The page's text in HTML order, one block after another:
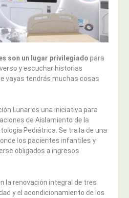
son un lugar privilegiado para
y escuchar historias
vayas tendrás muchas cosas
Lunar es una iniciativa para
de Aislamiento de la
Pediátrica. Se trata de una
los pacientes infantiles y
obligados a ingresos
la renovación integral de tres
y el acondicionamiento de los